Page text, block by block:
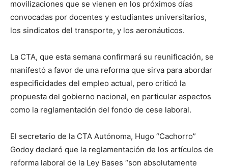
movilizaciones que se vienen en los próximos días
convocadas por docentes y estudiantes universitarios,
los sindicatos del transporte, y los aeronáuticos.
La CTA, que esta semana confirmará su reunificación, se
manifestó a favor de una reforma que sirva para abordar
especificidades del empleo actual, pero criticó la
propuesta del gobierno nacional, en particular aspectos
como la reglamentación del fondo de cese laboral.
El secretario de la CTA Autónoma, Hugo “Cachorro”
Godoy declaró que la reglamentación de los artículos de
reforma laboral de la Ley Bases “son absolutamente